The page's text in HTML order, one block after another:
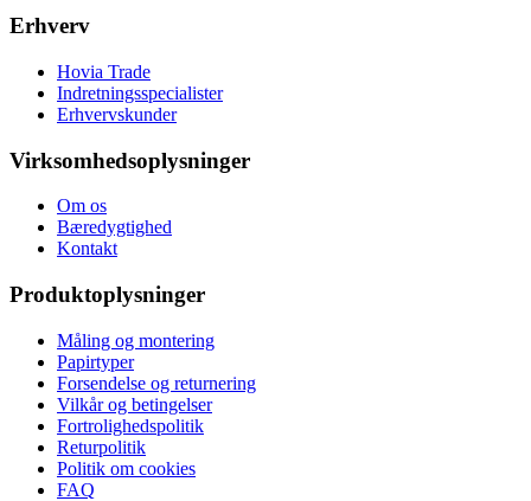
Erhverv
Hovia Trade
Indretningsspecialister
Erhvervskunder
Virksomhedsoplysninger
Om os
Bæredygtighed
Kontakt
Produktoplysninger
Måling og montering
Papirtyper
Forsendelse og returnering
Vilkår og betingelser
Fortrolighedspolitik
Returpolitik
Politik om cookies
FAQ